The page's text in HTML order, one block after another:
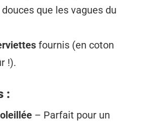
que les vagues du
fournis (en coton
!).
:
– Parfait pour un